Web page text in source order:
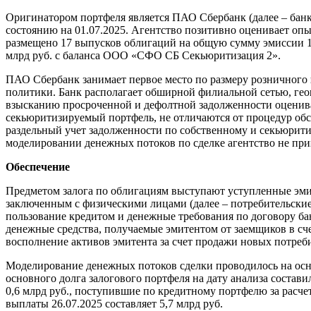
Оригинатором портфеля является ПАО Сбербанк (далее –
состоянию на 01.07.2025. Агентство позитивно оценивает
размещено 17 выпусков облигаций на общую сумму эмиссии
млрд руб. с баланса ООО «СФО СБ Секьюритизация 2».
ПАО Сбербанк занимает первое место по размеру
политики. Банк располагает обширной филиальной сетью,
взысканию просроченной и дефолтной задолженности
секьюритизируемый портфель, не отличаются от процедур
раздельный учет задолженности по собственному и
моделировании денежных потоков по сделке агентство не
Обеспечение
Предметом залога по облигациям выступают уступленные
заключенным с физическими лицами (далее –
пользование кредитом и денежные требования по договору
денежные средства, получаемые эмитентом от заемщиков в
восполнение активов эмитента за счет продажи новых
Моделирование денежных потоков сделки проводилось на
основного долга залогового портфеля на дату анализа
0,6 млрд руб., поступившие по кредитному портфелю за
выплаты 26.07.2025 составляет 5,7 млрд руб.